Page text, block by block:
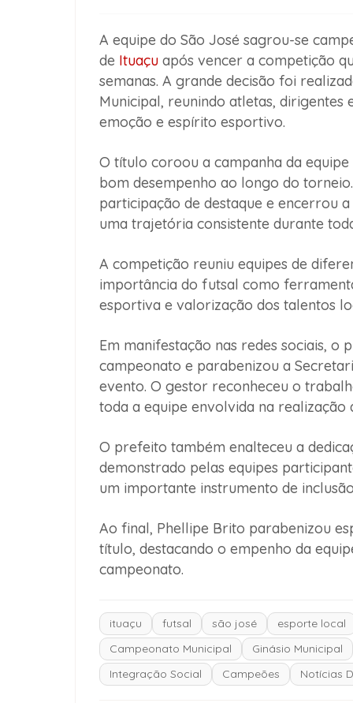
A equipe do São José sagrou-se
de Ituaçuapós vencer a competição
semanas. A grande decisão foi
Municipal, reunindo atletas,
emoção e espírito esportivo.
O título coroou a campanha da
bom desempenho ao longo do
participação de destaque e encerrou
uma trajetória consistente durante
A competição reuniu equipes de
importância do futsal como
esportiva e valorização dos talentos
Em manifestação nas redes sociais, o
campeonato e parabenizou a
evento. O gestor reconheceu o
toda a equipe envolvida na realização
O prefeito também enalteceu a
demonstrado pelas equipes
um importante instrumento de
Ao final, Phellipe Brito parabenizou
título, destacando o empenho da
campeonato.
ituaçu futsal são josé
esporte local
Campeonato Municipal
Ginásio Municipal
Integração Social
Campeões Notícias